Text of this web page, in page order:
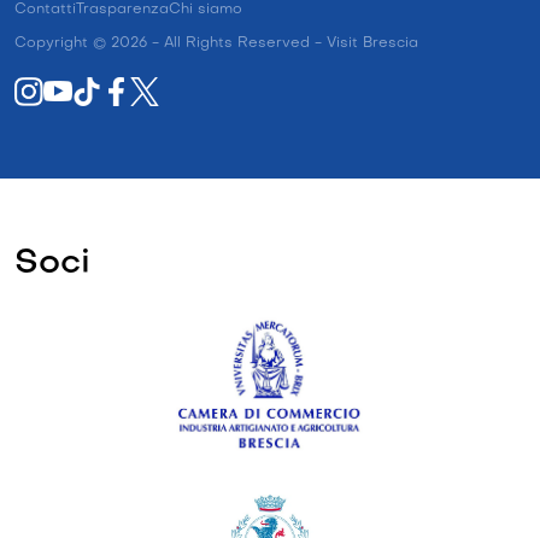
Contatti TrasparenzaChi siamo
Copyright © 2026 - All Rights Reserved - Visit Brescia
Soci